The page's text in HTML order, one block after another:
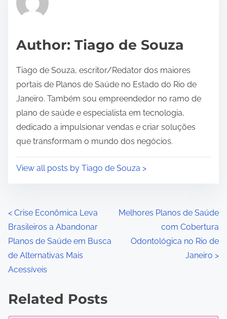
e
t
i
e
Author: Tiago de Souza
Tiago de Souza, escritor/Redator dos maiores
portais de Planos de Saúde no Estado do Rio de
Janeiro. Também sou empreendedor no ramo de
plano de saúde e especialista em tecnologia,
dedicado a impulsionar vendas e criar soluções
que transformam o mundo dos negócios.
View all posts by Tiago de Souza >
P
o
s
t
s
< Crise Econômica Leva
Brasileiros a Abandonar
Planos de Saúde em Busca
de Alternativas Mais
Acessíveis
Melhores Planos de Saúde
com Cobertura
Odontológica no Rio de
Janeiro >
Related Posts